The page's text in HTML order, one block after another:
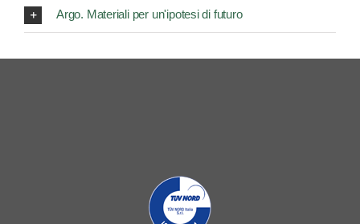
Argo. Materiali per un'ipotesi di futuro